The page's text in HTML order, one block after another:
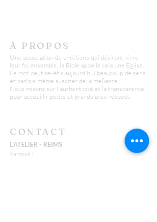
À PROPOS
Une association de chrétiens qui désirent vivre
leur foi ensemble, la Bible appelle cela une Eglise.
Le mot peut revêtir aujourd'hui beaucoup de sens
et parfois même susciter de la méfiance.
Nous misons sur l'authenticité et la transparence
pour accueillir petits et grands avec respect.
CONTACT
L'ATELIER - REIMS
Yannick :